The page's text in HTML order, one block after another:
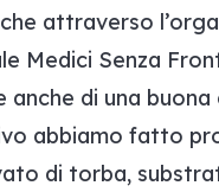
attraverso
Medici Senza
anche di una buona
abbiamo fatto
di torba,